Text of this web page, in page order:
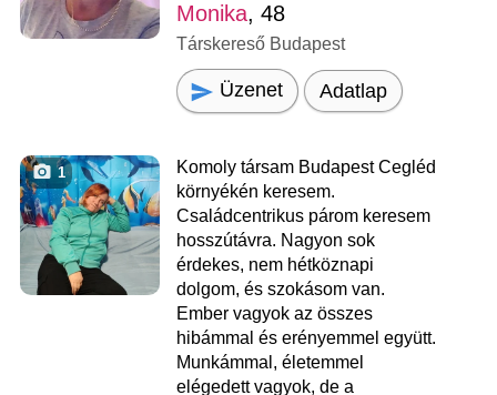
Monika, 48
Társkereső Budapest
Üzenet Adatlap
1
Komoly társam Budapest Cegléd
környékén keresem.
Családcentrikus párom keresem
hosszútávra. Nagyon sok
érdekes, nem hétköznapi
dolgom, és szokásom van.
Ember vagyok az összes
hibámmal és erényemmel együtt.
Munkámmal, életemmel
elégedett vagyok, de a